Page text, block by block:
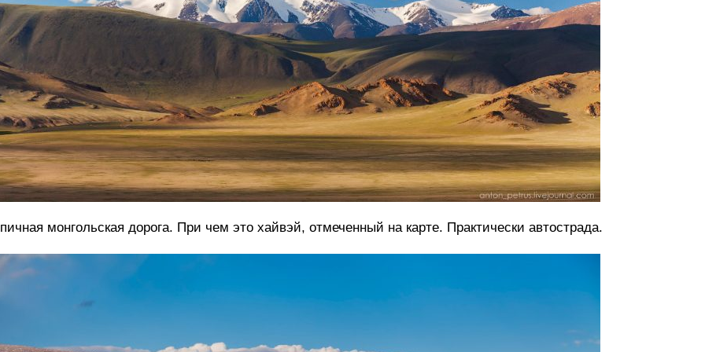
монгольская дорога. При чем это хайвэй, отмеченный на карте. Практически автострада.